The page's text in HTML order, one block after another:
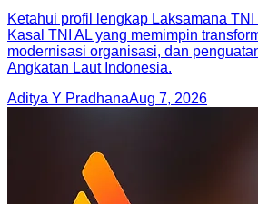
Ketahui profil lengkap Laksamana TNI
Kasal TNI AL yang memimpin
modernisasi organisasi, dan
Angkatan Laut Indonesia.
Aditya Y PradhanaAug 7, 2026